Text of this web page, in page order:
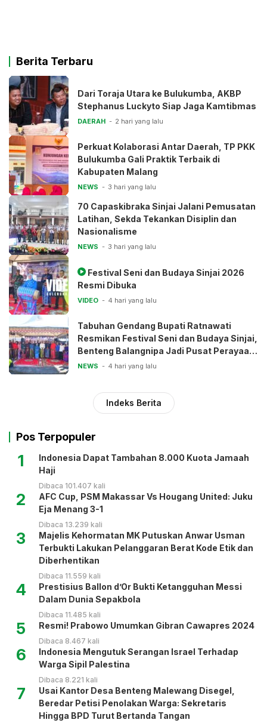
Berita Terbaru
Dari Toraja Utara ke Bulukumba, AKBP
Stephanus Luckyto Siap Jaga Kamtibmas
DAERAH 2 hari yang lalu
Perkuat Kolaborasi Antar Daerah, TP PKK
Bulukumba Gali Praktik Terbaik di
Kabupaten Malang
NEWS 3 hari yang lalu
70 Capaskibraka Sinjai Jalani Pemusatan
Latihan, Sekda Tekankan Disiplin dan
Nasionalisme
NEWS 3 hari yang lalu
Resmi Dibuka
VIDEO 4 hari yang lalu
Tabuhan Gendang Bupati Ratnawati
Resmikan Festival Seni dan Budaya Sinjai,
Benteng Balangnipa Jadi Pusat Perayaan
Tradisi
NEWS 4 hari yang lalu
Indeks Berita
Pos Terpopuler
1
Indonesia Dapat Tambahan 8.000 Kuota Jamaah
Haji
Dibaca 101.407 kali
2
AFC Cup, PSM Makassar Vs Hougang United: Juku
Eja Menang 3-1
Dibaca 13.239 kali
3
Majelis Kehormatan MK Putuskan Anwar Usman
Terbukti Lakukan Pelanggaran Berat Kode Etik dan
Diberhentikan
Dibaca 11.559 kali
4
Prestisius Ballon d’Or Bukti Ketangguhan Messi
Dalam Dunia Sepakbola
Dibaca 11.485 kali
5 Resmi! Prabowo Umumkan Gibran Cawapres 2024
Dibaca 8.467 kali
6
Indonesia Mengutuk Serangan Israel Terhadap
Warga Sipil Palestina
Dibaca 8.221 kali
7
Usai Kantor Desa Benteng Malewang Disegel,
Beredar Petisi Penolakan Warga: Sekretaris
Hingga BPD Turut Bertanda Tangan